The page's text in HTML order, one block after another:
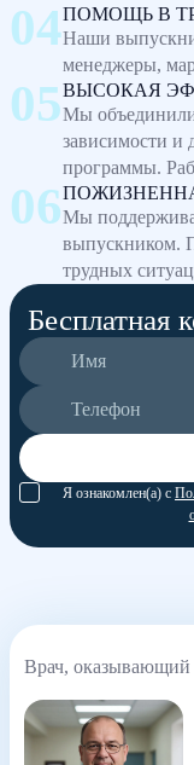
ПОМОЩЬ В
Наши
менеджеры,
ВЫСОКАЯ
Мы
зависимости и
программы.
Мы
выпускником.
трудных
Бесплатная
Я ознакомлен(а) с
Врач, оказывающий